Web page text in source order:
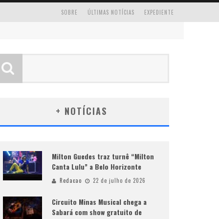
EXPEDIENTE
ÚLTIMAS NOTÍCIAS
SOBRE
+ NOTÍCIAS
Milton Guedes traz turnê “Milton
Canta Lulu” a Belo Horizonte
Redacao 22 de julho de 2026
Circuito Minas Musical chega a
Sabará com show gratuito de